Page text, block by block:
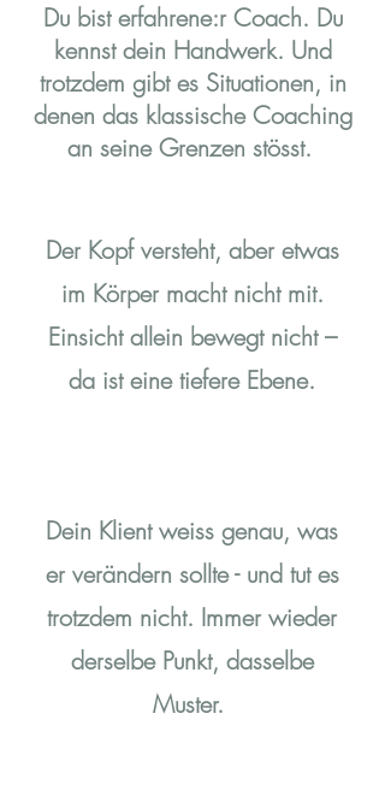
Du bist erfahrene:r Coach. Du
kennst dein Handwerk. Und
trotzdem gibt es Situationen, in
denen das klassische Coaching
an seine Grenzen stösst.
Der Kopf versteht, aber etwas
im Körper macht nicht mit.
Einsicht allein bewegt nicht –
da ist eine tiefere Ebene.
Dein Klient weiss genau, was
er verändern sollte - und tut es
trotzdem nicht. Immer wieder
derselbe Punkt, dasselbe
Muster.